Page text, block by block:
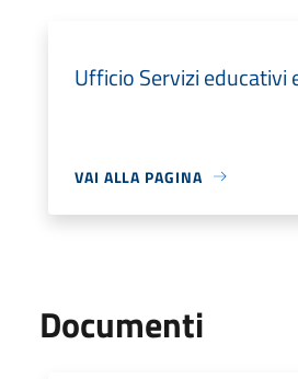
Ufficio Servizi educativi
VAI ALLA PAGINA
Documenti